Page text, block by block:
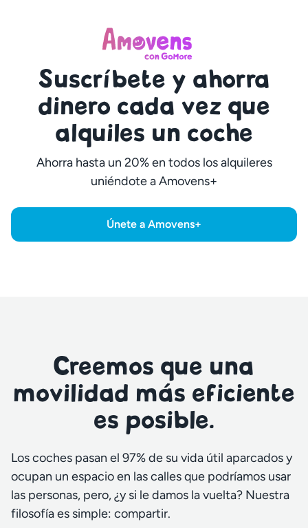
Suscríbete y ahorra
dinero cada vez que
alquiles un coche
Ahorra hasta un 20% en todos los alquileres
uniéndote a Amovens+
Únete a Amovens+
Creemos que una
movilidad más eficiente
es posible.
Los coches pasan el 97% de su vida útil aparcados y
ocupan un espacio en las calles que podríamos usar
las personas, pero, ¿y si le damos la vuelta? Nuestra
filosofía es simple: compartir.